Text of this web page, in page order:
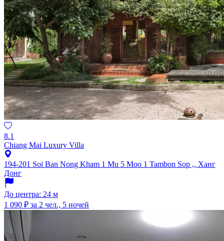
8.1
Chiang Mai Luxury Villa
194-201 Soi Ban Nong Kham 1 Mu 5 Moo 1 Tambon Sop ,, Ханг
Донг
До центра: 24 м
1 090 ₽ за 2 чел., 5 ночей